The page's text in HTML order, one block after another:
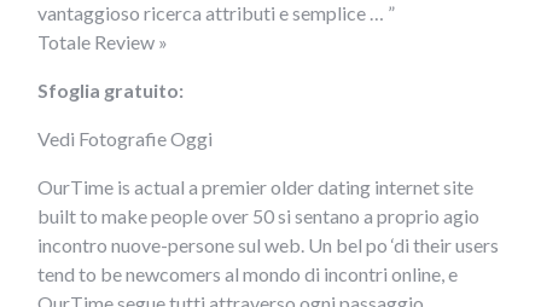
vantaggioso ricerca attributi e semplice … ”
Totale Review »
Sfoglia gratuito:
Vedi Fotografie Oggi
OurTime is actual a premier older dating internet site
built to make people over 50 si sentano a proprio agio
incontro nuove-persone sul web. Un bel po ‘di their users
tend to be newcomers al mondo di incontri online, e